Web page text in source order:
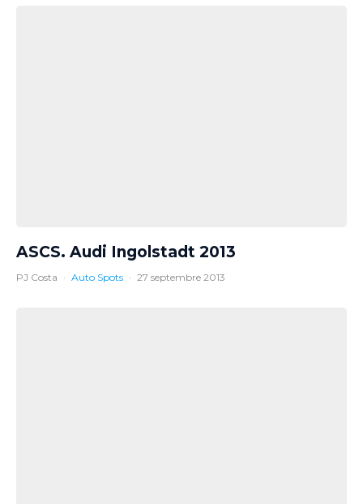
ASCS. Audi Ingolstadt 2013
PJ Costa · Auto Spots · 27 septembre 2013